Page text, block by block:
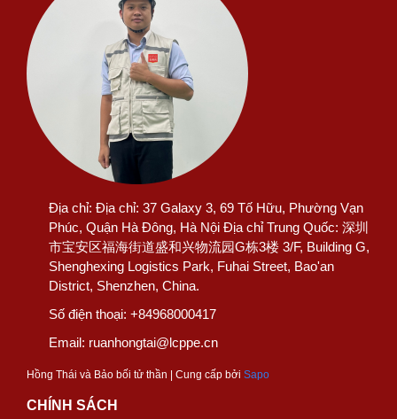
Địa chỉ: Địa chỉ: 37 Galaxy 3, 69 Tố Hữu, Phường Vạn
Phúc, Quận Hà Đông, Hà Nội Địa chỉ Trung Quốc: 深圳
市宝安区福海街道盛和兴物流园G栋3楼 3/F, Building G,
Shenghexing Logistics Park, Fuhai Street, Bao'an
District, Shenzhen, China.
Số điện thoại: +84968000417
Email: ruanhongtai@lcppe.cn
Hồng Thái và Bảo bối tử thần | Cung cấp bởi Sapo
CHÍNH SÁCH